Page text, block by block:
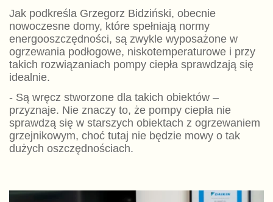
Jak podkreśla Grzegorz Bidziński, obecnie
nowoczesne domy, które spełniają normy
energooszczędności, są zwykle wyposażone w
ogrzewania podłogowe, niskotemperaturowe i przy
takich rozwiązaniach pompy ciepła sprawdzają się
idealnie.
- Są wręcz stworzone dla takich obiektów –
przyznaje. Nie znaczy to, że pompy ciepła nie
sprawdzą się w starszych obiektach z ogrzewaniem
grzejnikowym, choć tutaj nie będzie mowy o tak
dużych oszczędnościach.